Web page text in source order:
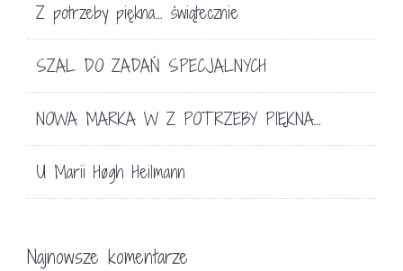
Z potrzeby piękna… świątecznie
SZAL DO ZADAŃ SPECJALNYCH
NOWA MARKA W Z POTRZEBY PIĘKNA…
U Marii Høgh Heilmann
Najnowsze komentarze